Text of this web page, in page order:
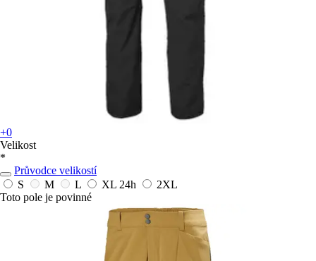
+0
Velikost
*
Průvodce velikostí
S
M L XL 24h
2XL
Toto pole je povinné